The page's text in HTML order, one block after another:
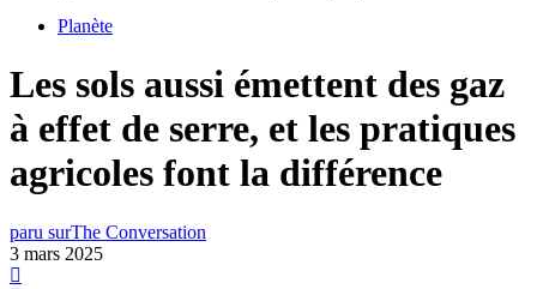
Planète
Les sols aussi émettent des gaz
à effet de serre, et les pratiques
agricoles font la différence
paru surThe Conversation
3 mars 2025